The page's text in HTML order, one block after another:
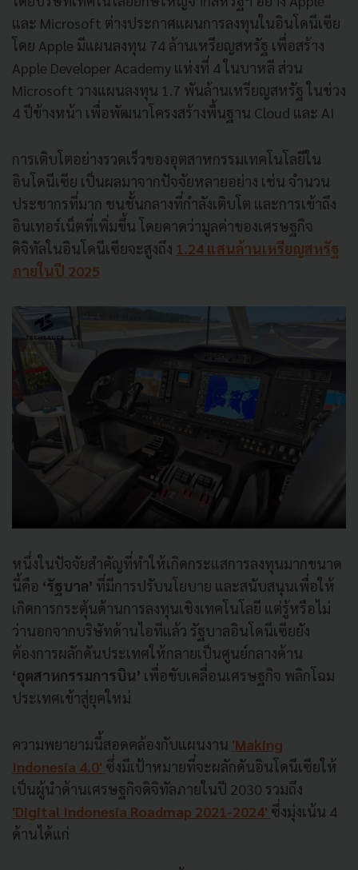
และ Microsoft ต่างประกาศแผนการลงทุนในอินโดนีเซีย
โดย Apple มีแผนลงทุน 74 ล้านเหรียญสหรัฐ เพื่อสร้าง
Apple Developer Academy แห่งที่ 4 ในบาหลี ส่วน
Microsoft วางแผนลงทุน 1.7 พันล้านเหรียญสหรัฐ ในช่วง
4 ปีข้างหน้า เพื่อพัฒนาโครงสร้างพื้นฐาน Cloud และ AI
การเติบโตอย่างรวดเร็วของอุตสาหกรรมเทคโนโลยีใน
อินโดนีเซีย เป็นผลมาจากปัจจัยหลายอย่าง เช่น จำนวน
ประชากรที่มาก ชนชั้นกลางที่กำลังเติบโต และการเข้าถึง
อินเทอร์เน็ตที่เพิ่มขึ้น โดยคาดว่ามูลค่าของเศรษฐกิจ
ดิจิทัลในอินโดนีเซียจะสูงถึง 1.24 แสนล้านเหรียญสหรัฐ
ภายในปี 2025
หนึ่งในปัจจัยสำคัญที่ทำให้เกิดกระแสการลงทุนมากขนาด
นี้คือ ‘รัฐบาล’ ที่มีการปรับนโยบาย และสนับสนุนเพื่อให้
เกิดการกระตุ้นด้านการลงทุนเชิงเทคโนโลยี แต่รู้หรือไม่
ว่านอกจากบริษัทด้านไอทีแล้ว รัฐบาลอินโดนีเซียยัง
ต้องการผลักดันประเทศให้กลายเป็นศูนย์กลางด้าน
‘อุตสาหกรรมการบิน’ เพื่อขับเคลื่อนเศรษฐกิจ พลิกโฉม
ประเทศเข้าสู่ยุคใหม่
ความพยายามนี้สอดคล้องกับแผนงาน 'Making
Indonesia 4.0' ซึ่งมีเป้าหมายที่จะผลักดันอินโดนีเซียให้
เป็นผู้นำด้านเศรษฐกิจดิจิทัลภายในปี 2030 รวมถึง
'Digital Indonesia Roadmap 2021-2024' ซึ่งมุ่งเน้น 4
ด้านได้แก่